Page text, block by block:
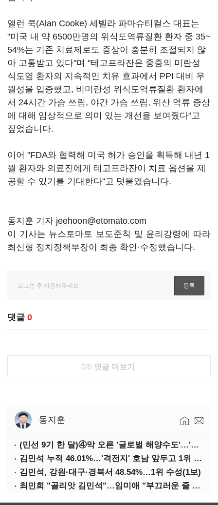
앨런 쿡(Alan Cooke) 세벨라 파마슈티컬스 대표는
"미국 내 약 6500만명의 위식도역류질환 환자 중 35~
54%는 기존 치료제로도 증상이 충분히 조절되지 않
아 고통받고 있다"며 "테고프라잔은 중증의 미란성
식도염 환자의 지속적인 치유 효과에서 PPI 대비 우
월성을 입증했고, 비미란성 위식도역류질환 환자에
서 24시간 가슴 쓰림, 야간 가슴 쓰림, 위산 역류 증상
에 대해 임상적으로 의미 있는 개선을 보여줬다"고
짚었습니다.
이어 "FDA와 협력해 미국 허가 승인을 획득해 내년 1
월 환자와 의료진에게 테고프라잔이 치료 옵션을 제
공할 수 있기를 기대한다"고 덧붙였습니다.
동지훈 기자 jeehoon@etomato.com
이 기사는 뉴스토마토 보도준칙 및 윤리강령에 따라
최신형 정치정책부장이 최종 확인·수정했습니다.
댓글 0
0/0 댓글 더보기
동지훈
(민선 9기 한 달)④막 오른 '글로벌 해양수도'…'전재수 리더십' 시험대
김민석 누적 46.01%…'격전지' 호남 앞두고 1위 지켰다(2보)
김민석, 강원·대구·경북서 48.54%…1위 수성(1보)
최민희 "골리앗 김민석"…임미애 "부끄러운 줄 알아야"